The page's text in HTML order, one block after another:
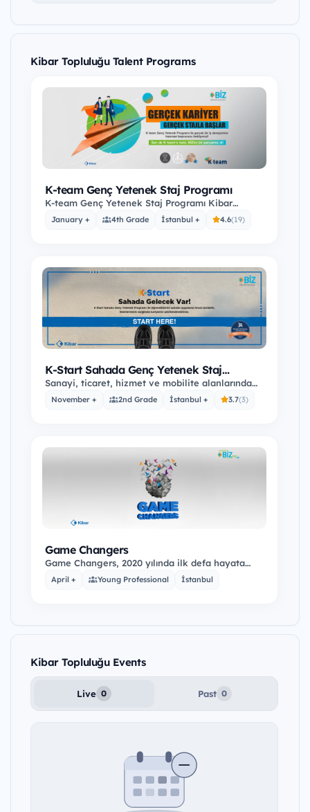
Kibar Topluluğu Talent Programs
K-team Genç Yetenek Staj Programı
K-team Genç Yetenek Staj Programı Kibar
Topluluğu’nda gerçek bir deneyime hazır mısın?
January + 4th Grade İstanbul + 4.6(19)
K-Start Sahada Genç Yetenek Staj
Programı
Sanayi, ticaret, hizmet ve mobilite alanlarında
17 şirketi ve 5000'e yakın çalışanıyla faaliyet…
November + 2nd Grade İstanbul + 3.7(3)
Game Changers
Game Changers, 2020 yılında ilk defa hayata
geçirilmiş, ayrıcalıklı bir gelişim programıdır. Bu…
April + Young Professional İstanbul
Kibar Topluluğu Events
Live 0 Past 0